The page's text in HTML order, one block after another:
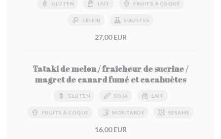
GLUTEN LAIT FRUITS À COQUE
CÉLERI SULFITES
27,00 EUR
Tataki de melon / fraîcheur de sucrine /
magret de canard fumé et cacahuètes
GLUTEN SOJA LAIT
FRUITS À COQUE MOUTARDE SÉSAME
16,00 EUR